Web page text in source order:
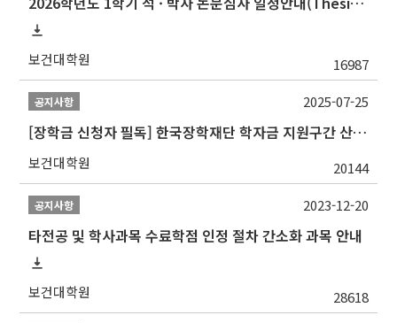
보건대학원 16987
공지사항
[장학금 신청자 필독] 한국장학재단 학자금 지원구간 산정 권고
보건대학원 20144
2025-07-25
공지사항
타전공 및 학사과목 수료학점 인정 절차 간소화 과목 안내
보건대학원 28618
2023-12-20